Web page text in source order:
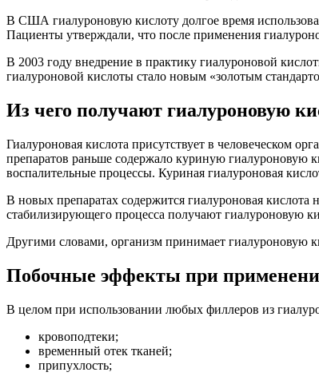
В США гиалуроновую кислоту долгое время
Пациенты утверждали, что после применения
В 2003 году внедрение в практику гиалуроновой
гиалуроновой кислоты стало новым «золотым
Из чего получают гиалуроновую
Гиалуроновая кислота присутствует в человеческом
препаратов раньше содержало куриную
воспалительные процессы. Куриная гиалуроновая
В новых препаратах содержится гиалуроновая
стабилизирующего процесса получают гиалуроновую
Другими словами, организм принимает гиалуроновую
Побочные эффекты при
В целом при использовании любых филлеров из
кровоподтеки;
временный отек тканей;
припухлость;